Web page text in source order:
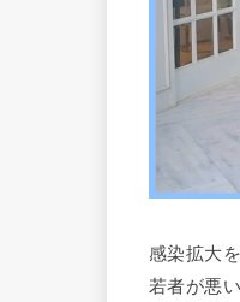
感染拡大
若者が悪